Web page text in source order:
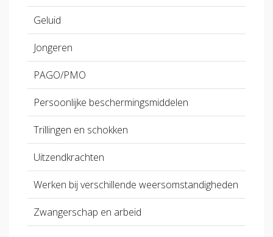
Geluid
Jongeren
PAGO/PMO
Persoonlijke beschermingsmiddelen
Trillingen en schokken
Uitzendkrachten
Werken bij verschillende weersomstandigheden
Zwangerschap en arbeid